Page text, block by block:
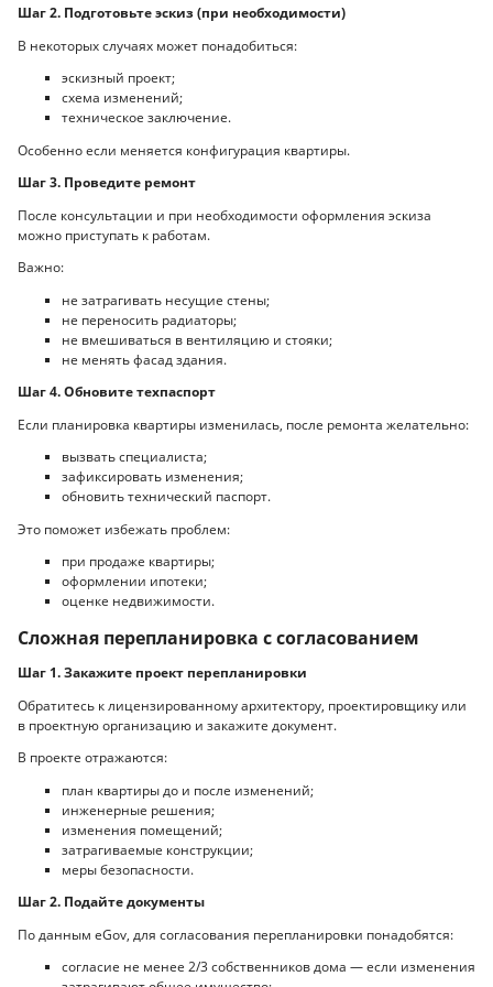
Шаг 2. Подготовьте эскиз (при необходимости)
В некоторых случаях может понадобиться:
эскизный проект;
схема изменений;
техническое заключение.
Особенно если меняется конфигурация квартиры.
Шаг 3. Проведите ремонт
После консультации и при необходимости оформления эскиза
можно приступать к работам.
Важно:
не затрагивать несущие стены;
не переносить радиаторы;
не вмешиваться в вентиляцию и стояки;
не менять фасад здания.
Шаг 4. Обновите техпаспорт
Если планировка квартиры изменилась, после ремонта желательно:
вызвать специалиста;
зафиксировать изменения;
обновить технический паспорт.
Это поможет избежать проблем:
при продаже квартиры;
оформлении ипотеки;
оценке недвижимости.
Сложная перепланировка с согласованием
Шаг 1. Закажите проект перепланировки
Обратитесь к лицензированному архитектору, проектировщику или
в проектную организацию и закажите документ.
В проекте отражаются:
план квартиры до и после изменений;
инженерные решения;
изменения помещений;
затрагиваемые конструкции;
меры безопасности.
Шаг 2. Подайте документы
По данным eGov, для согласования перепланировки понадобятся:
согласие не менее 2/3 собственников дома — если изменения